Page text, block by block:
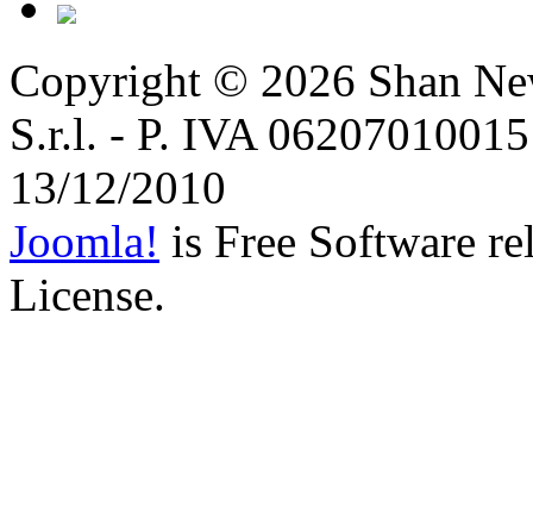
Copyright © 2026 Shan
S.r.l. - P. IVA
13/12/2010
Joomla! is Free Software
License.